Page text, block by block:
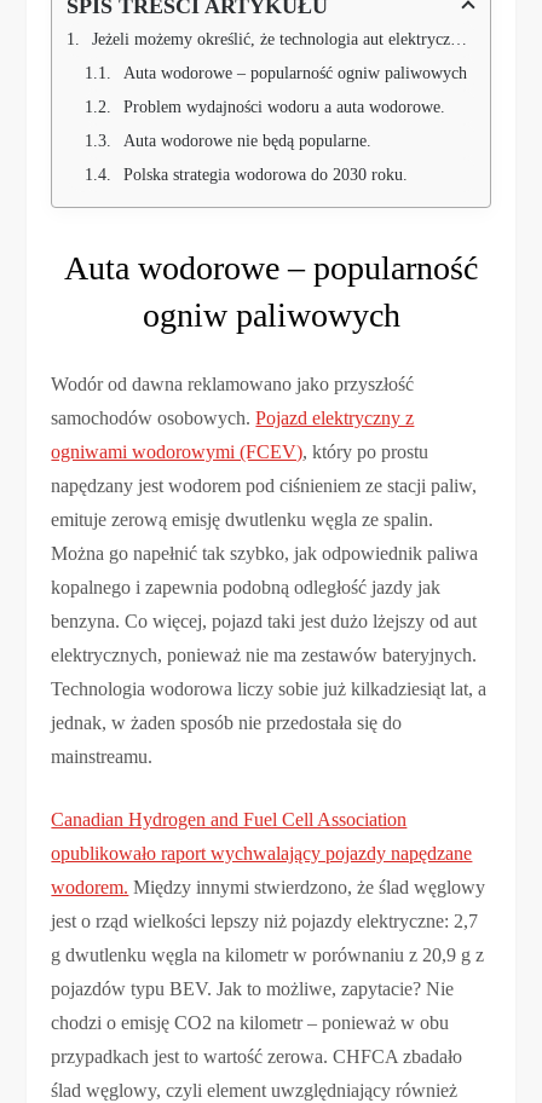
SPIS TREŚCI ARTYKUŁU
Jeżeli możemy określić, że technologia aut elektrycznych rozwija się dynamicznie, a infrastruktura potrzebna do ich ładowania – raczkuje, to w przypadku technologii ogniw paliwowych (H2) śmiało możemy napisać, że jest to etap embrionalny. Auta wodorowe są problematyczne?
Auta wodorowe – popularność ogniw paliwowych
Problem wydajności wodoru a auta wodorowe.
Auta wodorowe nie będą popularne.
Polska strategia wodorowa do 2030 roku.
Auta wodorowe – popularność
ogniw paliwowych
Wodór od dawna reklamowano jako przyszłość
samochodów osobowych.Pojazd elektryczny z
ogniwami wodorowymi (FCEV), który po prostu
napędzany jest wodorem pod ciśnieniem ze stacji paliw,
emituje zerową emisję dwutlenku węgla ze spalin.
Można go napełnić tak szybko, jak odpowiednik paliwa
kopalnego i zapewnia podobną odległość jazdy jak
benzyna. Co więcej, pojazd taki jest dużo lżejszy od aut
elektrycznych, ponieważ nie ma zestawów bateryjnych.
Technologia wodorowa liczy sobie już kilkadziesiąt lat, a
jednak, w żaden sposób nie przedostała się do
mainstreamu.
Canadian Hydrogen and Fuel Cell Association
opublikowało raport wychwalający pojazdy napędzane
wodorem. Między innymi stwierdzono, że ślad węglowy
jest o rząd wielkości lepszy niż pojazdy elektryczne: 2,7
g dwutlenku węgla na kilometr w porównaniu z 20,9 g z
pojazdów typu BEV. Jak to możliwe, zapytacie? Nie
chodzi o emisję CO2 na kilometr – ponieważ w obu
przypadkach jest to wartość zerowa. CHFCA zbadało
ślad węglowy, czyli element uwzględniający również